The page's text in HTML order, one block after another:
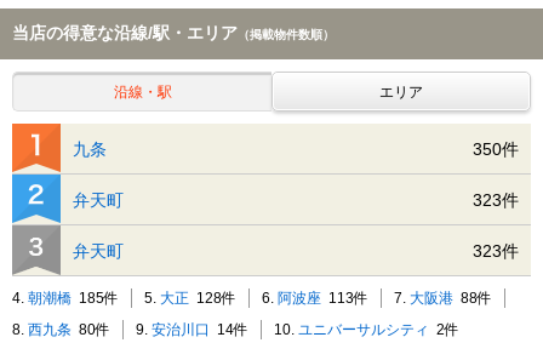
当店の得意な沿線/駅・エリア （掲載物件数順）
沿線・駅 エリア
九条 350件
弁天町 323件
弁天町 323件
4. 朝潮橋 185件 5. 大正 128件 6. 阿波座 113件 7. 大阪港 88件
8. 西九条 80件 9. 安治川口 14件 10. ユニバーサルシティ 2件